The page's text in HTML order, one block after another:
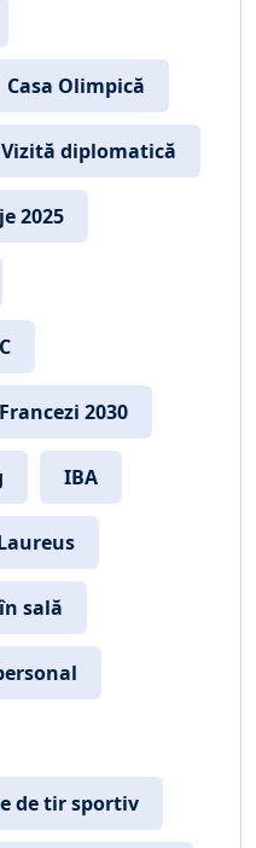
Casa Olimpică
Vizită diplomatică
2025
2030
IBA
sală
de tir sportiv